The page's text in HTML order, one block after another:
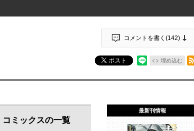
コメントを書く(142)
ポスト 埋め込む
コミックスの一覧
最新刊情報